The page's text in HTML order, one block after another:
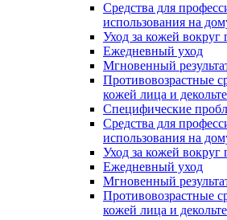
Средства для
использования на
Уход за кожей вокруг
Ежедневный уход
Мгновенный
Противовозрастные
кожей лица и декольте
Специфические
Средства для
использования на
Уход за кожей вокруг
Ежедневный уход
Мгновенный
Противовозрастные
кожей лица и декольте